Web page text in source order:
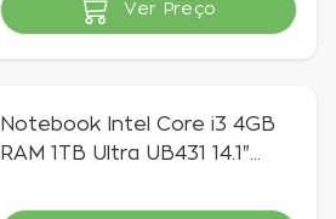
Indisponível
Ver Preço
Notebook Intel Core i3 4GB
RAM 1TB Ultra UB431 14.1"